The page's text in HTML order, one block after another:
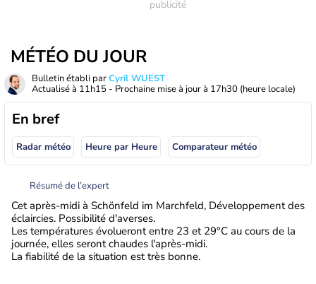
MÉTÉO DU JOUR
Bulletin établi parCyril WUEST
Actualisé à 11h15 - Prochaine mise à jour à 17h30 (heure locale)
En bref
Radar météo Heure par Heure Comparateur météo
Résumé de l’expert
Cet après-midi à Schönfeld im Marchfeld, Développement des
éclaircies. Possibilité d'averses.
Les températures évolueront entre 23 et 29°C au cours de la
journée, elles seront chaudes l'après-midi.
La fiabilité de la situation est très bonne.